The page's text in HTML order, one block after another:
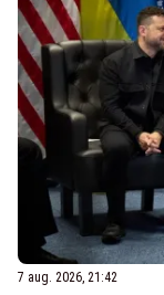
7 aug. 2026, 21:42